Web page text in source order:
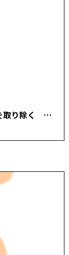
猫背について【本厚木駅で痛みの原因を取り除く あかつき整骨院】